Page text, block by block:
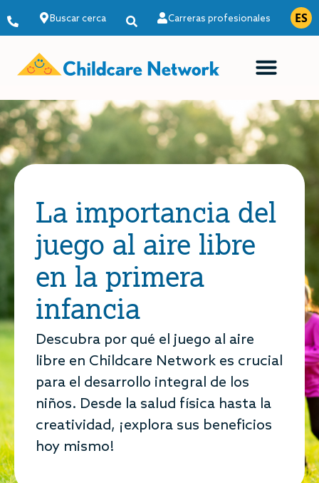
Buscar cerca Carreras profesionales ES
EN
La importancia del
juego al aire libre
en la primera
infancia
Descubra por qué el juego al aire
libre en Childcare Network es crucial
para el desarrollo integral de los
niños. Desde la salud física hasta la
creatividad, ¡explora sus beneficios
hoy mismo!